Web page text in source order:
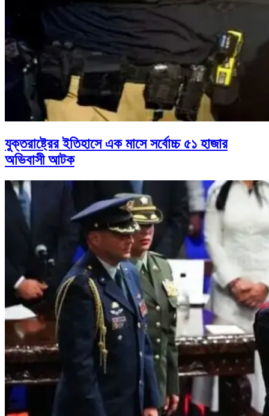
যুক্তরাষ্ট্রের ইতিহাসে এক মাসে সর্বোচ্চ ৫১ হাজার
অভিবাসী আটক